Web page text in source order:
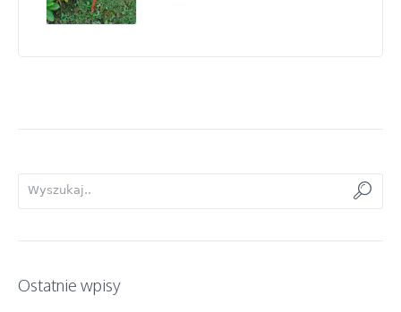
Ostatnie wpisy